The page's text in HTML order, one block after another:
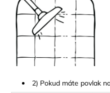
2) Pokud máte povlak